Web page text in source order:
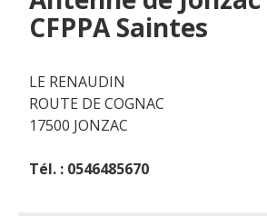
CFPPA Saintes
LE RENAUDIN
ROUTE DE COGNAC
17500 JONZAC
Tél. : 0546485670